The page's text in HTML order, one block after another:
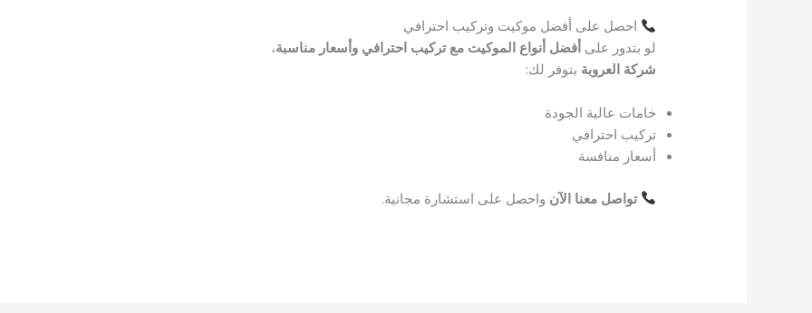
احصل على أفضل موكيت وتركيب احترافي
لو بتدور علىأفضل أنواع الموكيت مع تركيب احترافي وأسعار مناسبة،
شركة العروبة بتوفر لك:
خامات عالية الجودة
تركيب احترافي
أسعار منافسة
تواصل معنا الآن واحصل على استشارة مجانية.